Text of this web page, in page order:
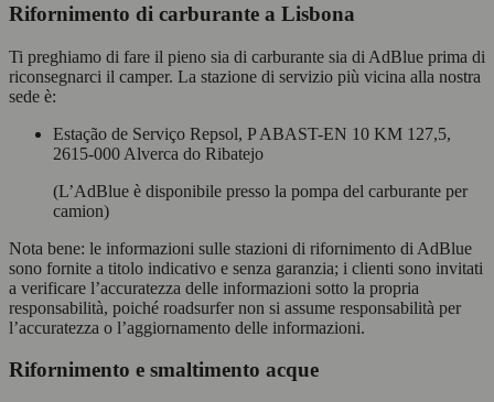
Rifornimento di carburante a Lisbona
Ti preghiamo di fare il pieno sia di carburante sia di AdBlue prima di
riconsegnarci il camper. La stazione di servizio più vicina alla nostra
sede è:
Estação de Serviço Repsol, P ABAST-EN 10 KM 127,5,
2615-000 Alverca do Ribatejo
(L’AdBlue è disponibile presso la pompa del carburante per
camion)
Nota bene: le informazioni sulle stazioni di rifornimento di AdBlue
sono fornite a titolo indicativo e senza garanzia; i clienti sono invitati
a verificare l’accuratezza delle informazioni sotto la propria
responsabilità, poiché roadsurfer non si assume responsabilità per
l’accuratezza o l’aggiornamento delle informazioni.
Rifornimento e smaltimento acque